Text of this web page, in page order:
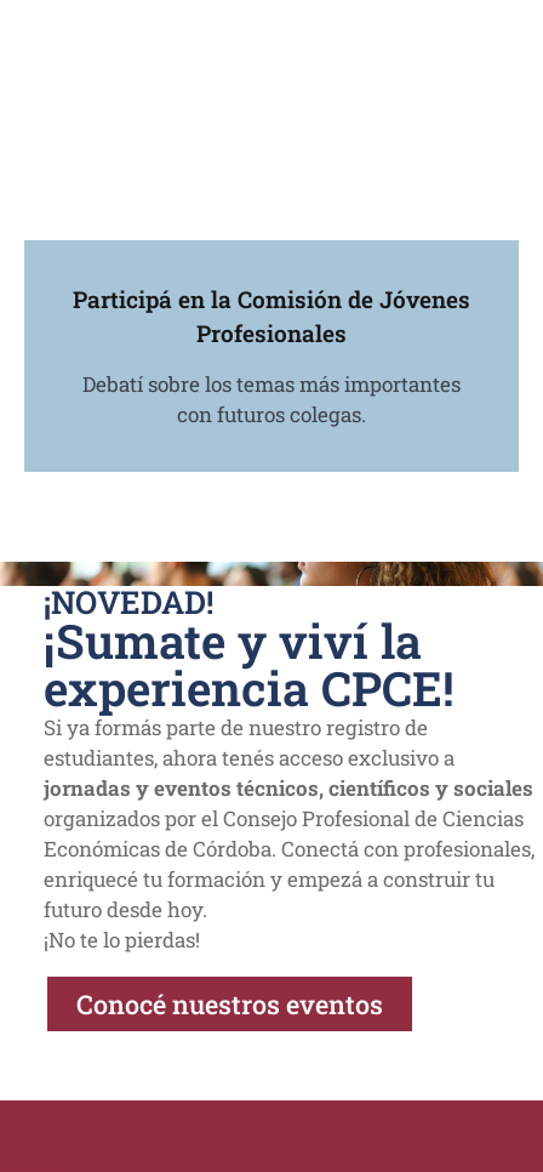
Participá en la Comisión de Jóvenes
Profesionales
Debatí sobre los temas más importantes
con futuros colegas.
¡NOVEDAD!
¡Sumate y viví la
experiencia CPCE!
Si ya formás parte de nuestro registro de
estudiantes, ahora tenés acceso exclusivo a
jornadas y eventos técnicos, científicos y sociales
organizados por el Consejo Profesional de Ciencias
Económicas de Córdoba. Conectá con profesionales,
enriquecé tu formación y empezá a construir tu
futuro desde hoy.
¡No te lo pierdas!
Conocé nuestros eventos